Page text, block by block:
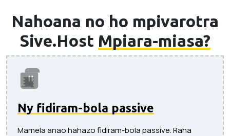
Nahoana no ho mpivarotra
Sive.Host Mpiara-miasa?
Ny fidiram-bola passive
Mamela anao hahazo fidiram-bola passive. Raha